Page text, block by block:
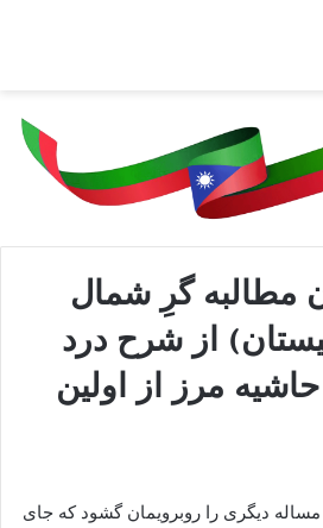
مطالبه گرِ شمال
از شرح درد
مرز از اولین
دیگری را روبرویمان گشود که جای